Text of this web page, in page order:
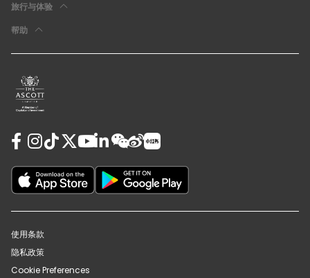
旅行与体验
帮助
使用条款
隐私政策
Cookie Preferences